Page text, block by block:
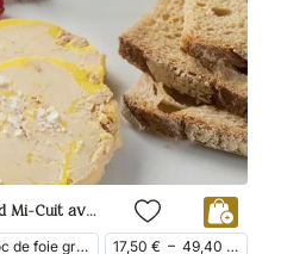
Le Bloc de Foie Gras de Canard Mi-Cuit avec Morceaux du Périgord
Foies Gras, Foie gras mi-cuit, Bloc de foie gras, Foie Gras de Canard 17,50 € – 49,40 €